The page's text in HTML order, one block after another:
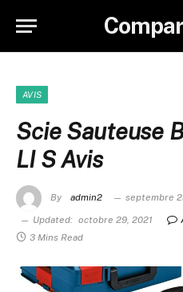
AVIS
Scie Sauteuse
LI S Avis
By admin2
septembre
Updated: octobre 29, 2021
3 Mins Read